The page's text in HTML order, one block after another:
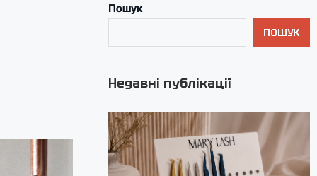
Пошук
ПОШУК
Недавні публікації